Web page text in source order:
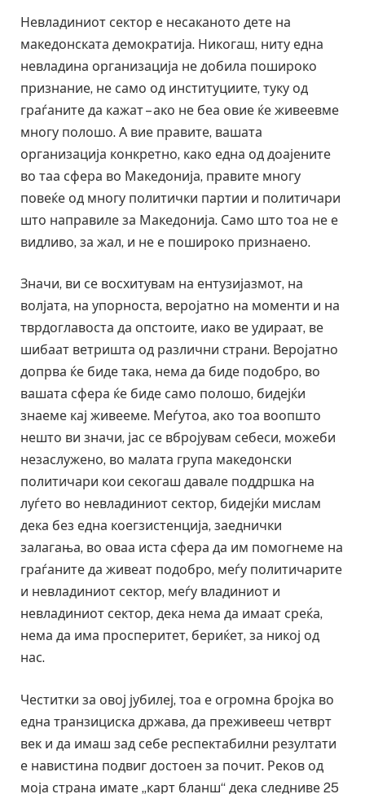
Невладиниот сектор е несаканото дете на
македонската демократија. Никогаш, ниту една
невладина организација не добила пошироко
признание, не само од институциите, туку од
граѓаните да кажат – ако не беа овие ќе живеевме
многу полошо. А вие правите, вашата
организација конкретно, како една од доајените
во таа сфера во Македонија, правите многу
повеќе од многу политички партии и политичари
што направиле за Македонија. Само што тоа не е
видливо, за жал, и не е пошироко признаено.
Значи, ви се восхитувам на ентузијазмот, на
волјата, на упорноста, веројатно на моменти и на
тврдоглавоста да опстоите, иако ве удираат, ве
шибаат ветришта од различни страни. Веројатно
допрва ќе биде така, нема да биде подобро, во
вашата сфера ќе биде само полошо, бидејќи
знаеме кај живееме. Меѓутоа, ако тоа воопшто
нешто ви значи, јас се вбројувам себеси, можеби
незаслужено, во малата група македонски
политичари кои секогаш давале поддршка на
луѓето во невладиниот сектор, бидејќи мислам
дека без една коегзистенција, заеднички
залагања, во оваа иста сфера да им помогнеме на
граѓаните да живеат подобро, меѓу политичарите
и невладиниот сектор, меѓу владиниот и
невладиниот сектор, дека нема да имаат среќа,
нема да има просперитет, бериќет, за никој од
нас.
Честитки за овој јубилеј, тоа е огромна бројка во
една транзициска држава, да преживееш четврт
век и да имаш зад себе респектабилни резултати
е навистина подвиг достоен за почит. Реков од
моја страна имате „карт бланш“ дека следниве 25